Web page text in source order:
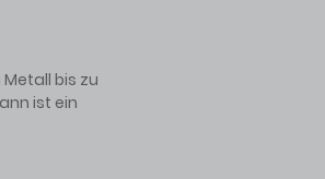
bis zu
ist ein